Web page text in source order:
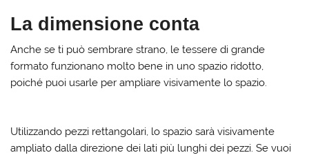
La dimensione conta
Anche se ti può sembrare strano, le tessere di grande
formato funzionano molto bene in uno spazio ridotto,
poiché puoi usarle per ampliare visivamente lo spazio.
Utilizzando pezzi rettangolari, lo spazio sarà visivamente
ampliato dalla direzione dei lati più lunghi dei pezzi. Se vuoi